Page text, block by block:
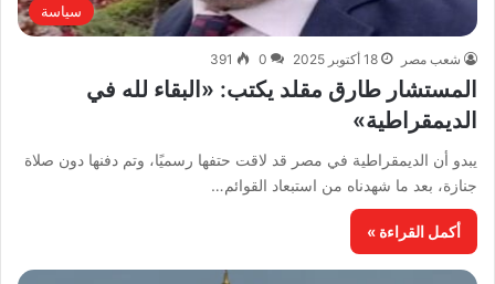
سياسة
شعب مصر 18 أكتوبر 2025 0
391
المستشار طارق مقلد يكتب: «البقاء لله في
الديمقراطية»
يبدو أن الديمقراطية في مصر قد لاقت حتفها رسميًا، وتم دفنها دون صلاة
جنازة، بعد ما شهدناه من استبعاد القوائم…
أكمل القراءة »